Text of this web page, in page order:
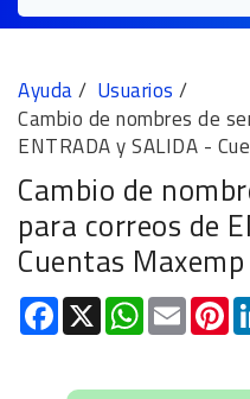
Ayuda
Usuarios
Cambio de nombres de
ENTRADA y SALIDA -
Cambio de
para correos de
Cuentas Maxemp
Facebook
X WhatsApp
Email